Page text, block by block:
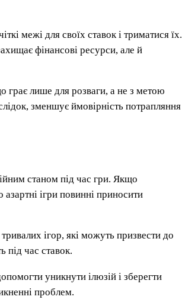
межі для своїх ставок і триматися їх.
фінансові ресурси, але й
грає лише для розваги, а не з метою
зменшує ймовірність потрапляння
станом під час гри. Якщо
ігри повинні приносити
ігор, які можуть призвести до
під час ставок.
уникнути ілюзій і зберегти
проблем.